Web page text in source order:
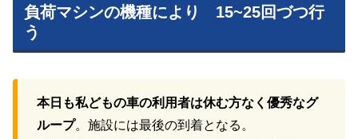
負荷マシンの機種により 15~25回づつ行
う
本日も私どもの車の利用者は休む方なく優秀なグ
ループ。施設には最後の到着となる。